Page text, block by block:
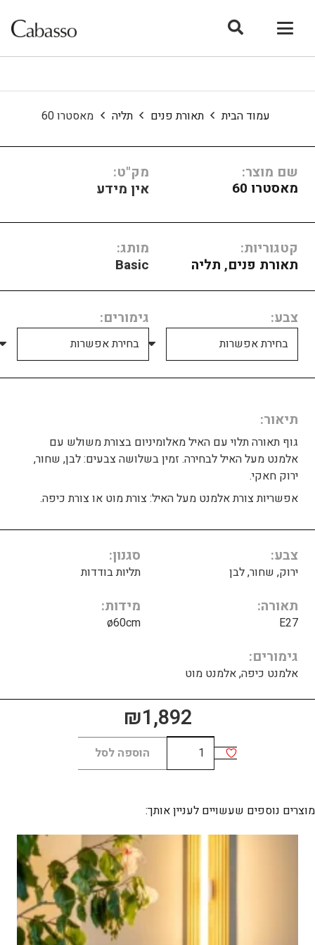
עמוד הבית תאורת פנים תליה מאסטרו 60
שם מוצר:
מאסטרו 60
מק"ט:
אין מידע
קטגוריות:
תאורת פנים, תליה
מותג:
Basic
צבע גימורים
תיאור
גוף תאורה תלוי עם האיל מאלומיניום בצורת משולש עם
אלמנט מעל האיל לבחירה. זמין בשלושה צבעים: לבן, שחור,
ירוק חאקי.
אפשריות צורת אלמנט מעל האיל: צורת מוט או צורת כיפה.
צבע
ירוק, שחור, לבן
סגנון
תליות בודדות
תאורה
E27
מידות
ø60cm
גימורים
אלמנט כיפה, אלמנט מוט
₪1,892
כמות
של
60
הוספה לסל
מוצרים נוספים שעשויים לעניין אותך: